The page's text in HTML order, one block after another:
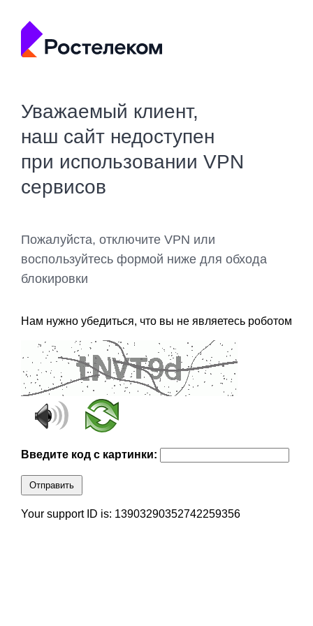
Уважаемый клиент,
наш сайт недоступен
при использовании VPN
сервисов
Пожалуйста, отключите VPN или
воспользуйтесь формой ниже для обхода
блокировки
Нам нужно убедиться, что вы не являетесь роботом
Введите код с картинки:
Отправить
Your support ID is: 13903290352742259356